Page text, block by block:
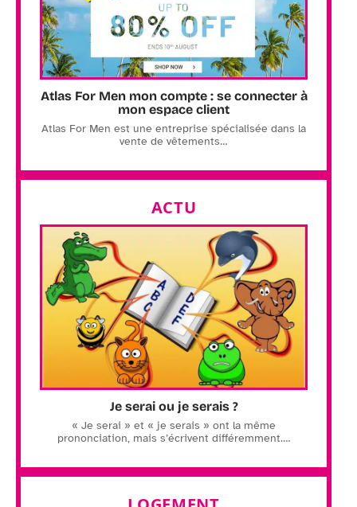
Atlas For Men mon compte : se connecter à
mon espace client
Atlas For Men est une entreprise spécialisée dans la
vente de vêtements…
ACTU
Je serai ou je serais ?
« Je serai » et « je serais » ont la même
prononciation, mais s’écrivent différemment.…